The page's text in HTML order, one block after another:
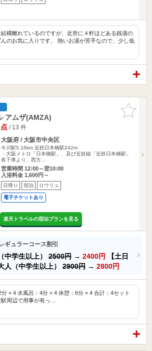
結構離れているのですが、近所に４軒ほどある銭湯の
のお気に入りです。 熱いお湯が苦手なので、少し低
お気に入
りに追加
アムザ(AMZA)
/ 13 件
大阪府 / 大阪市中央区
今川駅5.16km 近鉄日本橋駅242m
・大阪メトロ「日本橋駅」、及び近鉄線「近鉄日本橋駅」
各下車より、西方…
営業時間 12:00～翌10:00
入浴料金 1,600円～
日帰り 宿泊 ロウリュ
電子チケットあり
楽天トラベルの宿泊プランを見る
ギュラーコース割引
中学生以上） 2500円 → 2400円
【土日
人（中学生以上） 2900円 → 2800円
× 4 水風呂：4分 × 4 休憩：6分 × 4 合計：4セット
周辺で用事が有っ…